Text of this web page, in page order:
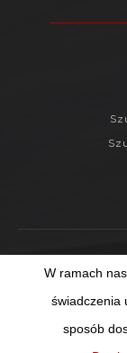
W ramach
świadczenia
sposób